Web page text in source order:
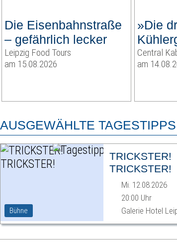
Die Eisenbahnstraße
– gefährlich lecker
Leipzig Food Tours
am 15.08.2026
»Die
Central
am
AUSGEWÄHLTE TAGESTIPPS
Bühne
TRICKSTER!
TRICKSTER!
Mi. 12.08.2026
20:00 Uhr
Galerie Hotel